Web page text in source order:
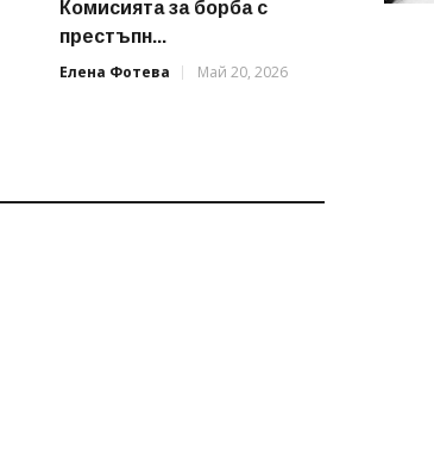
Комисията за борба с
престъпн...
Елена Фотева
Май 20, 2026